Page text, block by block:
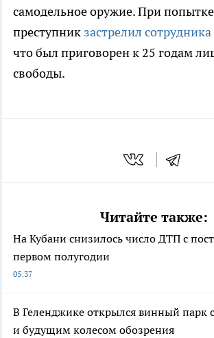
самодельное оружие. При
преступник застрелил
что был приговорен к 25 годам
свободы.
Читайте также:
На Кубани снизилось число ДТП с
первом полугодии
05:37
В Геленджике открылся винный парк
и будущим колесом обозрения